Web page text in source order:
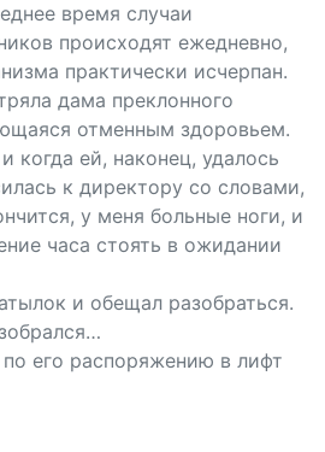
время случаи
происходят ежедневно,
практически исчерпан.
дама преклонного
отменным здоровьем.
когда ей, наконец, удалось
к директору со словами,
у меня больные ноги, и
часа стоять в ожидании
и обещал разобраться.
его распоряжению в лифт